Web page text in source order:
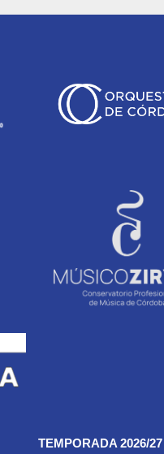
TEMPORADA 2026/27